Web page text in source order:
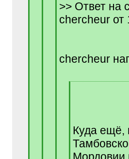
>> Ответ на
chercheur от
chercheur
Куда ещё,